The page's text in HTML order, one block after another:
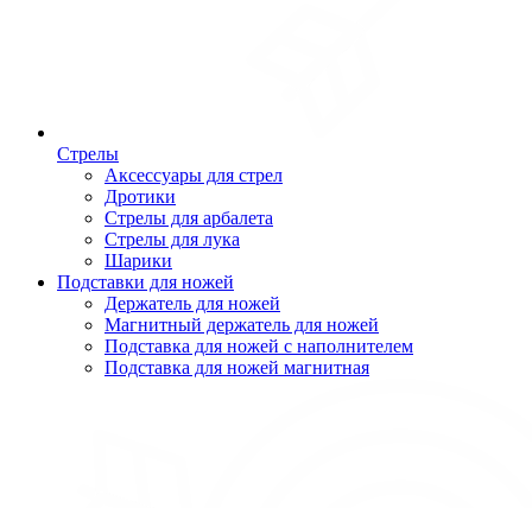
Стрелы
Аксессуары для стрел
Дротики
Стрелы для арбалета
Стрелы для лука
Шарики
Подставки для ножей
Держатель для ножей
Магнитный держатель для ножей
Подставка для ножей с наполнителем
Подставка для ножей магнитная